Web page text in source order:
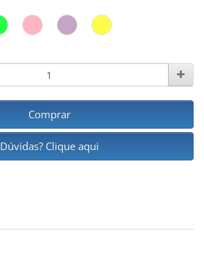
Comprar
Dúvidas? Clique aqui